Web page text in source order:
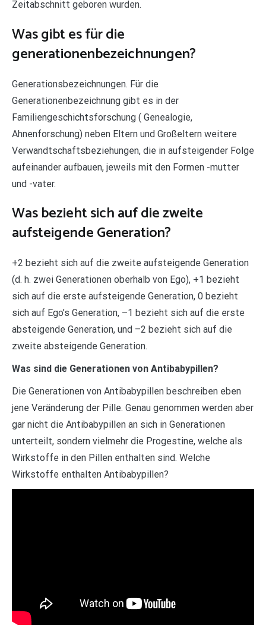
Zeitabschnitt geboren wurden.
Was gibt es für die
generationenbezeichnungen?
Generationsbezeichnungen. Für die
Generationenbezeichnung gibt es in der
Familiengeschichtsforschung ( Genealogie,
Ahnenforschung) neben Eltern und Großeltern weitere
Verwandtschaftsbeziehungen, die in aufsteigender Folge
aufeinander aufbauen, jeweils mit den Formen -mutter
und -vater.
Was bezieht sich auf die zweite
aufsteigende Generation?
+2 bezieht sich auf die zweite aufsteigende Generation
(d. h. zwei Generationen oberhalb von Ego), +1 bezieht
sich auf die erste aufsteigende Generation, 0 bezieht
sich auf Ego’s Generation, –1 bezieht sich auf die erste
absteigende Generation, und –2 bezieht sich auf die
zweite absteigende Generation.
Was sind die Generationen von Antibabypillen?
Die Generationen von Antibabypillen beschreiben eben
jene Veränderung der Pille. Genau genommen werden aber
gar nicht die Antibabypillen an sich in Generationen
unterteilt, sondern vielmehr die Progestine, welche als
Wirkstoffe in den Pillen enthalten sind. Welche
Wirkstoffe enthalten Antibabypillen?